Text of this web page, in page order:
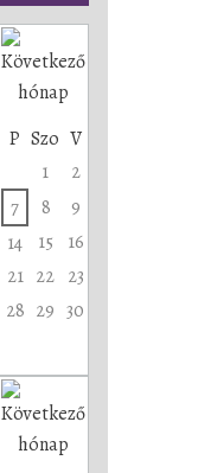
P Szo V
1
2
7 8
9
14 15
16
21 22 23
28 29 30